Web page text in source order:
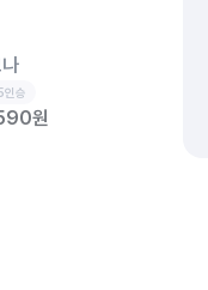
인승
원